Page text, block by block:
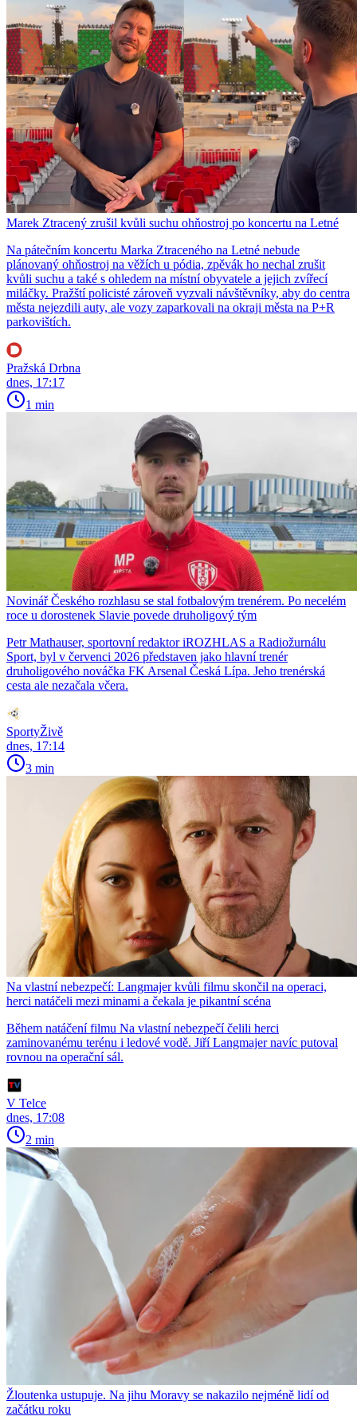
Marek Ztracený zrušil kvůli suchu ohňostroj po koncertu na Letné
Na pátečním koncertu Marka Ztraceného na Letné nebude
plánovaný ohňostroj na věžích u pódia, zpěvák ho nechal zrušit
kvůli suchu a také s ohledem na místní obyvatele a jejich zvířecí
miláčky. Pražští policisté zároveň vyzvali návštěvníky, aby do centra
města nejezdili auty, ale vozy zaparkovali na okraji města na P+R
parkovištích.
Pražská Drbna
dnes, 17:17
1 min
Novinář Českého rozhlasu se stal fotbalovým trenérem. Po necelém
roce u dorostenek Slavie povede druholigový tým
Petr Mathauser, sportovní redaktor iROZHLAS a Radiožurnálu
Sport, byl v červenci 2026 představen jako hlavní trenér
druholigového nováčka FK Arsenal Česká Lípa. Jeho trenérská
cesta ale nezačala včera.
SportyŽivě
dnes, 17:14
3 min
Na vlastní nebezpečí: Langmajer kvůli filmu skončil na operaci,
herci natáčeli mezi minami a čekala je pikantní scéna
Během natáčení filmu Na vlastní nebezpečí čelili herci
zaminovanému terénu i ledové vodě. Jiří Langmajer navíc putoval
rovnou na operační sál.
V Telce
dnes, 17:08
2 min
Žloutenka ustupuje. Na jihu Moravy se nakazilo nejméně lidí od
začátku roku